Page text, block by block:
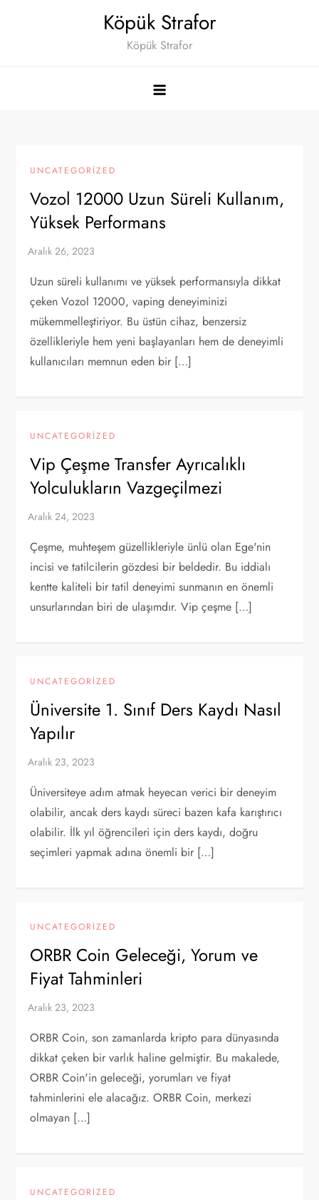
Köpük Strafor
Köpük Strafor
UNCATEGORIZED
Vozol 12000 Uzun Süreli Kullanım,
Yüksek Performans
Uzun süreli kullanımı ve yüksek performansıyla dikkat
çeken Vozol 12000, vaping deneyiminizi
mükemmelleştiriyor. Bu üstün cihaz, benzersiz
özellikleriyle hem yeni başlayanları hem de deneyimli
kullanıcıları memnun eden bir […]
UNCATEGORIZED
Vip Çeşme Transfer Ayrıcalıklı
Yolculukların Vazgeçilmezi
Çeşme, muhteşem güzellikleriyle ünlü olan Ege'nin
incisi ve tatilcilerin gözdesi bir beldedir. Bu iddialı
kentte kaliteli bir tatil deneyimi sunmanın en önemli
unsurlarından biri de ulaşımdır. Vip çeşme […]
UNCATEGORIZED
Üniversite 1. Sınıf Ders Kaydı Nasıl
Yapılır
Üniversiteye adım atmak heyecan verici bir deneyim
olabilir, ancak ders kaydı süreci bazen kafa karıştırıcı
olabilir. İlk yıl öğrencileri için ders kaydı, doğru
seçimleri yapmak adına önemli bir […]
UNCATEGORIZED
ORBR Coin Geleceği, Yorum ve
Fiyat Tahminleri
ORBR Coin, son zamanlarda kripto para dünyasında
dikkat çeken bir varlık haline gelmiştir. Bu makalede,
ORBR Coin'in geleceği, yorumları ve fiyat
tahminlerini ele alacağız. ORBR Coin, merkezi
olmayan […]
UNCATEGORIZED